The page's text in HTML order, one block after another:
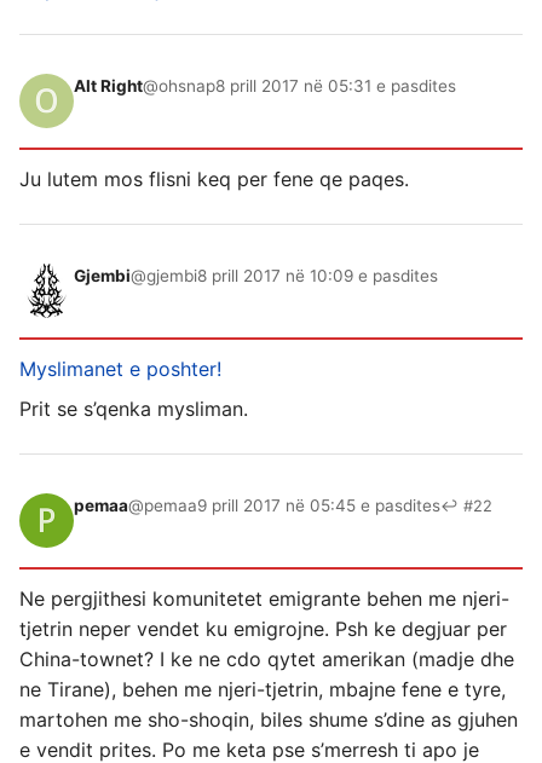
Alt Right@ohsnap8 prill 2017 në 05:31 e pasdites
Ju lutem mos flisni keq per fene qe paqes.
Gjembi@gjembi8 prill 2017 në 10:09 e pasdites
Myslimanet e poshter!
Prit se s’qenka mysliman.
pemaa@pemaa9 prill 2017 në 05:45 e pasdites↩ #22
Ne pergjithesi komunitetet emigrante behen me njeri-
tjetrin neper vendet ku emigrojne. Psh ke degjuar per
China-townet? I ke ne cdo qytet amerikan (madje dhe
ne Tirane), behen me njeri-tjetrin, mbajne fene e tyre,
martohen me sho-shoqin, biles shume s’dine as gjuhen
e vendit prites. Po me keta pse s’merresh ti apo je